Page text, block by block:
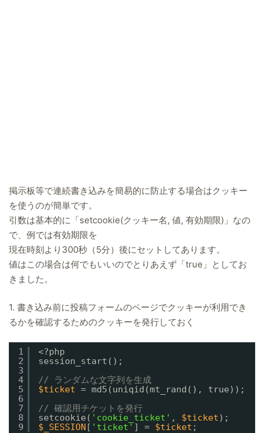
掲示板等で連続書き込みを簡易的に防止する場合はクッキー
を使うのが簡単です。
引数は基本的に「setcookie(クッキー名, 値, 有効期限)」なの
で、例では有効期限を
現在時刻より300秒（5分）後にセットしてあります。
値はこの場合は何でもいいのでとりあえず「true」としてお
きました。
1. 書き込み前に投稿フォームのページでクッキーが利用でき
るかを確認するためのクッキーを発行しておく
1
2
3
4
5
6
7
8
9
<?php
session_start();
// ランダムな文字列を生成
$ticket = md5(uniqid(mt_rand(), true));
// 確認用チケットを発行
setcookie( 'cookie_ticket' , $ticket);
$_SESSION [ 'ticket' ] = $ticket ;